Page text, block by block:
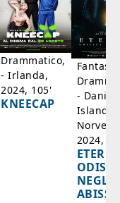
Drammatico,
- Irlanda,
2024, 105'
KNEECAP
-
Islanda,
2024,
NEGLI
ABISSI